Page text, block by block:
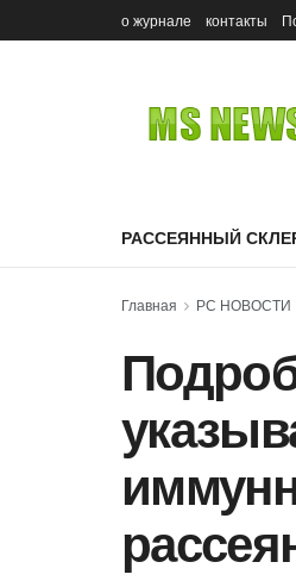
о журнале контакты
РАССЕЯННЫЙ
Главная РС НОВОСТИ